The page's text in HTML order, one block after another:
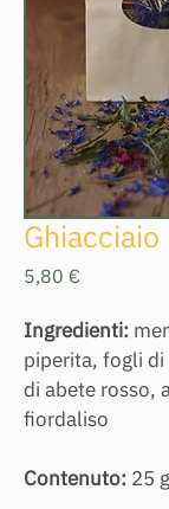
Ghiacciaio
5,80 €
Ingredienti:
piperita, fogli
di abete rosso,
fiordaliso
Contenuto: 25 g